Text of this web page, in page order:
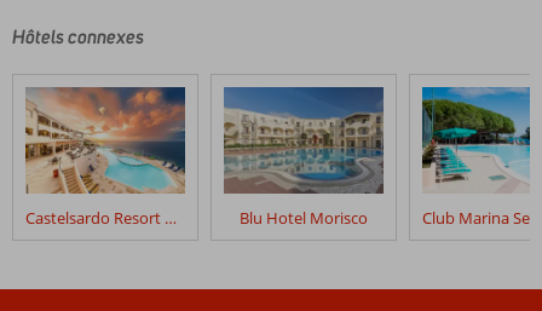
écrits
nos
clients
après
leur
séjour
Fly
Hôtels connexes
Castelsardo Resort Village Blu Hotel Morisco